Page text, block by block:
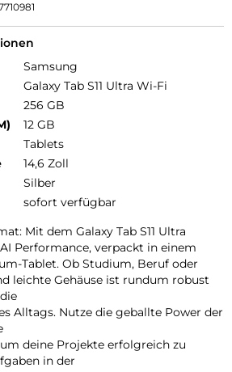
Samsung
Galaxy Tab S11 Ultra Wi-Fi
256 GB
12 GB
Tablets
14,6 Zoll
Silber
sofort verfügbar
Mit dem Galaxy Tab S11 Ultra
Performance, verpackt in einem
Tablet. Ob Studium, Beruf oder
leichte Gehäuse ist rundum robust
Alltags. Nutze die geballte Power der
deine Projekte erfolgreich zu
in der